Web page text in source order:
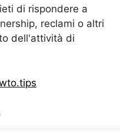
di rispondere a
reclami o altri
dell'attività di